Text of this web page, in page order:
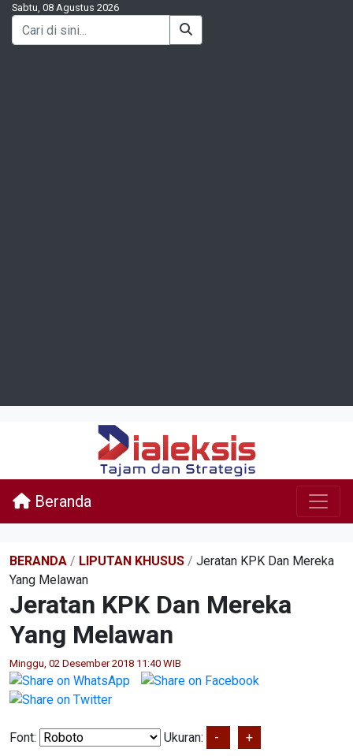
Sabtu, 08 Agustus 2026
Beranda
BERANDA / LIPUTAN KHUSUS / Jeratan KPK Dan Mereka
Yang Melawan
Jeratan KPK Dan Mereka
Yang Melawan
Minggu, 02 Desember 2018 11:40 WIB
Font: Ukuran: - +